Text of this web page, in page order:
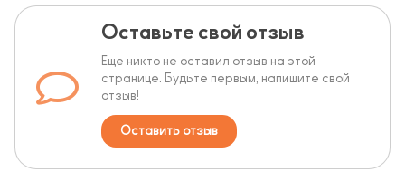
Оставьте свой отзыв
Еще никто не оставил отзыв на этой
странице. Будьте первым, напишите свой
отзыв!
Оставить отзыв